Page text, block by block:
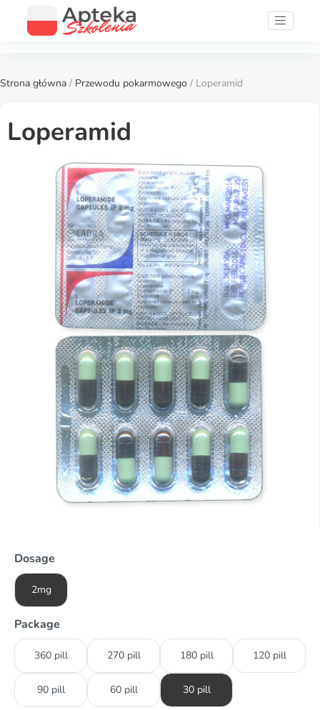
Strona główna / Przewodu pokarmowego / Loperamid
Loperamid
Dosage
2mg
Package
360 pill 270 pill 180 pill 120 pill
90 pill 60 pill 30 pill